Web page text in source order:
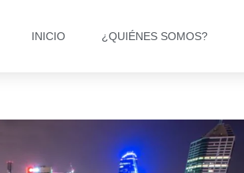
INICIO ¿QUIÉNES SOMOS?